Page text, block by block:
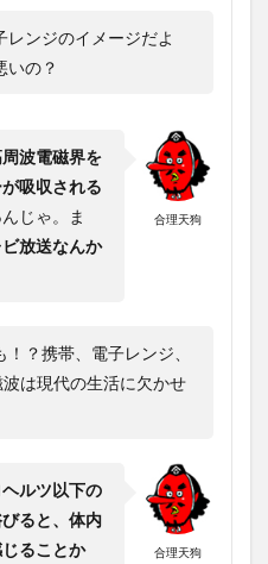
レンジのイメージだよ
いの？
合理天狗
波電磁界を
吸収される
んじゃ。ま
放送なんか
？携帯、電子レンジ、
は現代の生活に欠かせ
合理天狗
ルツ以下の
びると、体内
ることか